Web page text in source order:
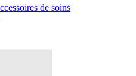
de soins